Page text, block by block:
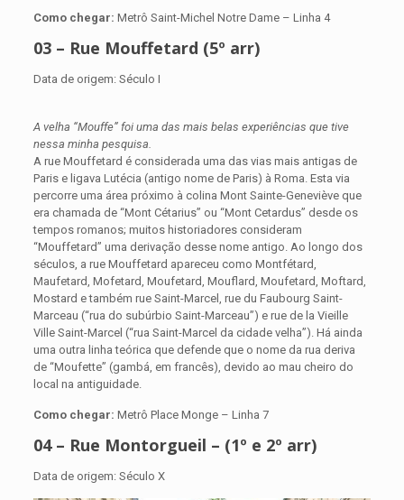
Como chegar: Metrô Saint-Michel Notre Dame – Linha 4
03 – Rue Mouffetard (5º arr)
Data de origem: Século I
A velha “Mouffe” foi uma das mais belas experiências que tive
nessa minha pesquisa.
A rue Mouffetard é considerada uma das vias mais antigas de
Paris e ligava Lutécia (antigo nome de Paris) à Roma. Esta via
percorre uma área próximo à colina Mont Sainte-Geneviève que
era chamada de “Mont Cétarius” ou “Mont Cetardus” desde os
tempos romanos; muitos historiadores consideram
“Mouffetard” uma derivação desse nome antigo. Ao longo dos
séculos, a rue Mouffetard apareceu como Montfétard,
Maufetard, Mofetard, Moufetard, Mouflard, Moufetard, Moftard,
Mostard e também rue Saint-Marcel, rue du Faubourg Saint-
Marceau (“rua do subúrbio Saint-Marceau”) e rue de la Vieille
Ville Saint-Marcel (“rua Saint-Marcel da cidade velha”). Há ainda
uma outra linha teórica que defende que o nome da rua deriva
de “Moufette” (gambá, em francês), devido ao mau cheiro do
local na antiguidade.
Como chegar: Metrô Place Monge – Linha 7
04 – Rue Montorgueil – (1º e 2º arr)
Data de origem: Século X